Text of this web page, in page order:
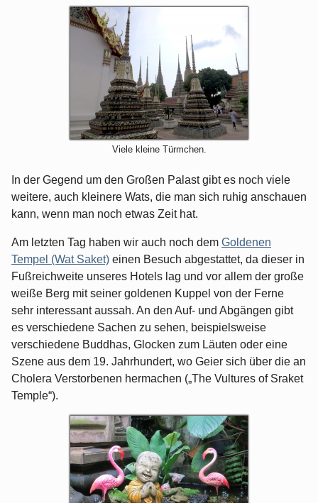
Viele kleine Türmchen.
In der Gegend um den Großen Palast gibt es noch viele
weitere, auch kleinere Wats, die man sich ruhig anschauen
kann, wenn man noch etwas Zeit hat.
Am letzten Tag haben wir auch noch dem Goldenen
Tempel (Wat Saket) einen Besuch abgestattet, da dieser in
Fußreichweite unseres Hotels lag und vor allem der große
weiße Berg mit seiner goldenen Kuppel von der Ferne
sehr interessant aussah. An den Auf- und Abgängen gibt
es verschiedene Sachen zu sehen, beispielsweise
verschiedene Buddhas, Glocken zum Läuten oder eine
Szene aus dem 19. Jahrhundert, wo Geier sich über die an
Cholera Verstorbenen hermachen („The Vultures of Sraket
Temple“).